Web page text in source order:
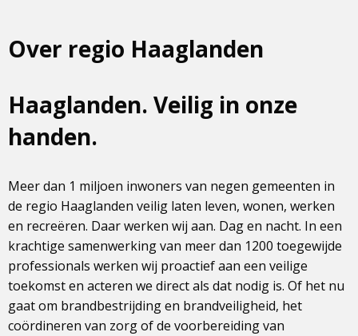
externe
Over regio Haaglanden
Haaglanden. Veilig in onze
handen.
Meer dan 1 miljoen inwoners van negen gemeenten in
de regio Haaglanden veilig laten leven, wonen, werken
en recreëren. Daar werken wij aan. Dag en nacht. In een
krachtige samenwerking van meer dan 1200 toegewijde
professionals werken wij proactief aan een veilige
toekomst en acteren we direct als dat nodig is. Of het nu
gaat om brandbestrijding en brandveiligheid, het
coördineren van zorg of de voorbereiding van